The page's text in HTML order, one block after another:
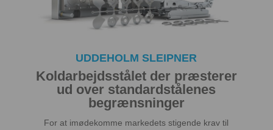
UDDEHOLM SLEIPNER
Koldarbejdsstålet der præsterer
ud over standardstålenes
begrænsninger
For at imødekomme markedets stigende krav til